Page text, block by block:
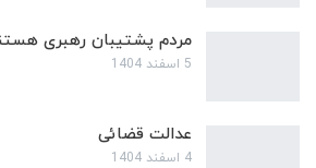
مردم پشتیبان رهبری
5 اسفند 1404
عدالت قضائی
4 اسفند 1404